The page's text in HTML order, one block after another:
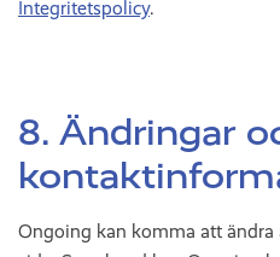
Integritetspolicy.
8. Ändringar
Ongoing kan komma att